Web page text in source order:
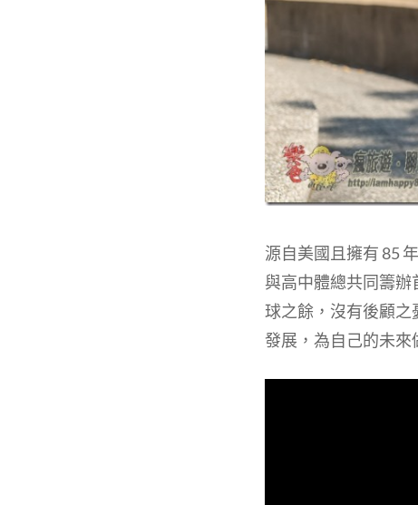
源⾃美國且擁有 85
與高中體總共同籌辦
球之餘，沒有後顧
發展，為自己的未來